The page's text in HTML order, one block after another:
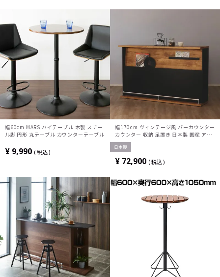
幅60cm MARS ハイテーブル 木製 スチー
ル脚 円形 丸テーブル カウンターテーブル
¥ 9,990 税込
幅170cm ヴィンテージ風 バーカウンター
カウンター 収納 足置き 日本製 国産 アン
ティーク調
日本製
¥ 72,900 税込